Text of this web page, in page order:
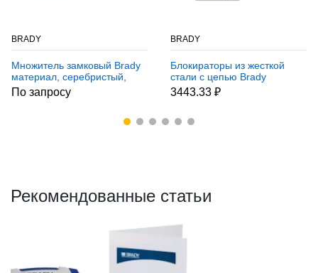
BRADY
Множитель замковый Brady
материал, серебристый,
184.1x76.2x4.7 мм,
Алюминий, 5 шт
По запросу
BRADY
Блокираторы из жесткой
стали с цепью Brady
блокиратор 150 мм, 1 шт
3443.33 ₽
Рекомендованные статьи